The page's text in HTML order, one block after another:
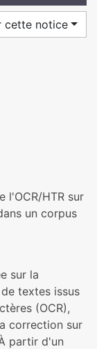
cette notice
l'OCR/HTR sur
un corpus
sur la
textes issus
(OCR),
correction sur
partir d'un